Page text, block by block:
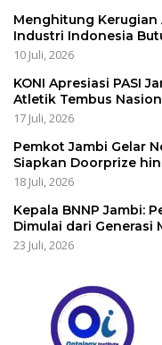
Menghitung Kerugian
Industri Indonesia
10 Juli, 2026
KONI Apresiasi PASI
Atletik Tembus
17 Juli, 2026
Pemkot Jambi Gelar
Siapkan Doorprize
18 Juli, 2026
Kepala BNNP Jambi:
Dimulai dari Generasi
23 Juli, 2026